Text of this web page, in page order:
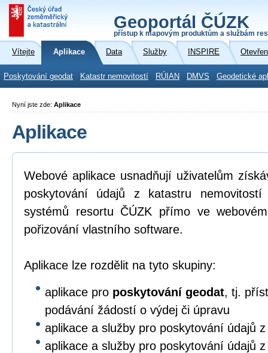
Geoportál ČÚZK
přístup k mapovým produktům a službám
Vítejte Aplikace Data Služby INSPIRE
Poskytování geodat Katastr nemovitostí RÚIAN DMVS Geodetické
Nyní jste zde: Aplikace
Aplikace
Webové aplikace usnadňují uživatelům
poskytování údajů z katastru
systémů resortu ČÚZK přímo ve
pořizování vlastního software.
Aplikace lze rozdělit na tyto skupiny:
aplikace pro poskytování geodat, tj.
podávání žádostí o výdej či úpravu
aplikace a služby pro poskytování údajů
aplikace a služby pro poskytování údajů